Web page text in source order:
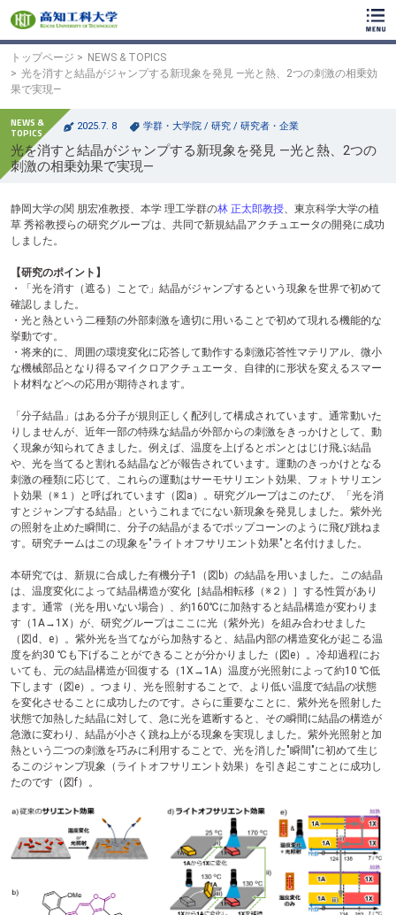
ッ
テ
ン
トップページ
NEWS & TOPICS
光を消すと結晶がジャンプする新現象を発見 ―光と熱、2つの刺激の相乗効
果で実現―
2025.7. 8 学群・大学院 / 研究 / 研究者・企業
光を消すと結晶がジャンプする新現象を発見 ―光と熱、2つの
刺激の相乗効果で実現―
静岡大学の関 朋宏准教授、本学 理工学群の林 正太郎教授、東京科学大学の植
草 秀裕教授らの研究グループは、共同で新規結晶アクチュエータの開発に成功
しました。
【研究のポイント】
・「光を消す（遮る）ことで」結晶がジャンプするという現象を世界で初めて
確認しました。
・光と熱という二種類の外部刺激を適切に用いることで初めて現れる機能的な
挙動です。
・将来的に、周囲の環境変化に応答して動作する刺激応答性マテリアル、微小
な機械部品となり得るマイクロアクチュエータ、自律的に形状を変えるスマー
ト材料などへの応用が期待されます。
「分子結晶」はある分子が規則正しく配列して構成されています。通常動いた
りしませんが、近年一部の特殊な結晶が外部からの刺激をきっかけとして、動
く現象が知られてきました。例えば、温度を上げるとポンとはじけ飛ぶ結晶
や、光を当てると割れる結晶などが報告されています。運動のきっかけとなる
刺激の種類に応じて、これらの運動はサーモサリエント効果、フォトサリエン
ト効果（※１）と呼ばれています（図a）。研究グループはこのたび、「光を消
すとジャンプする結晶」というこれまでにない新現象を発見しました。紫外光
の照射を止めた瞬間に、分子の結晶がまるでポップコーンのように飛び跳ねま
す。研究チームはこの現象を"ライトオフサリエント効果"と名付けました。
本研究では、新規に合成した有機分子1（図b）の結晶を用いました。この結晶
は、温度変化によって結晶構造が変化［結晶相転移（※２）］する性質があり
ます。通常（光を用いない場合）、約160℃に加熱すると結晶構造が変わりま
す（1A→1X）が、研究グループはここに光（紫外光）を組み合わせました
（図d、e）。紫外光を当てながら加熱すると、結晶内部の構造変化が起こる温
度を約30 ℃も下げることができることが分かりました（図e）。冷却過程にお
いても、元の結晶構造が回復する（1X→1A）温度が光照射によって約10 ℃低
下します（図e）。つまり、光を照射することで、より低い温度で結晶の状態
を変化させることに成功したのです。さらに重要なことに、紫外光を照射した
状態で加熱した結晶に対して、急に光を遮断すると、その瞬間に結晶の構造が
急激に変わり、結晶が小さく跳ね上がる現象を実現しました。紫外光照射と加
熱という二つの刺激を巧みに利用することで、光を消した"瞬間"に初めて生じ
るこのジャンプ現象（ライトオフサリエント効果）を引き起こすことに成功し
たのです（図f）。